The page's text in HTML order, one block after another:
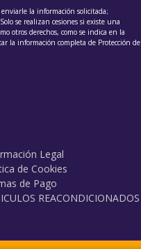
la información solicitada;
se realizan cesiones si existe una
otros derechos, como se indica en la
la información completa de Protección de
Legal
de Cookies
de Pago
REACONDICIONADOS